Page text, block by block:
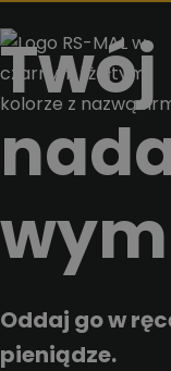
Oddaj go w
pieniądze.